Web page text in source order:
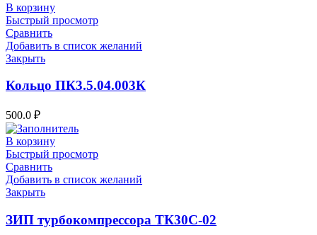
В корзину
Быстрый просмотр
Сравнить
Добавить в список желаний
Закрыть
Кольцо ПК3.5.04.003К
500.0 ₽
В корзину
Быстрый просмотр
Сравнить
Добавить в список желаний
Закрыть
ЗИП турбокомпрессора ТК30С-02